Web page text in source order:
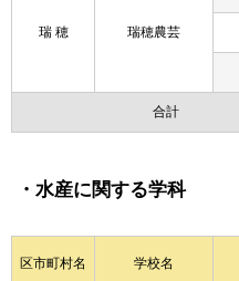
瑞 穂 瑞穂農芸
合計
・水産に関する学科
区市町村名 学校名